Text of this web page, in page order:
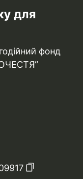
для
фонд